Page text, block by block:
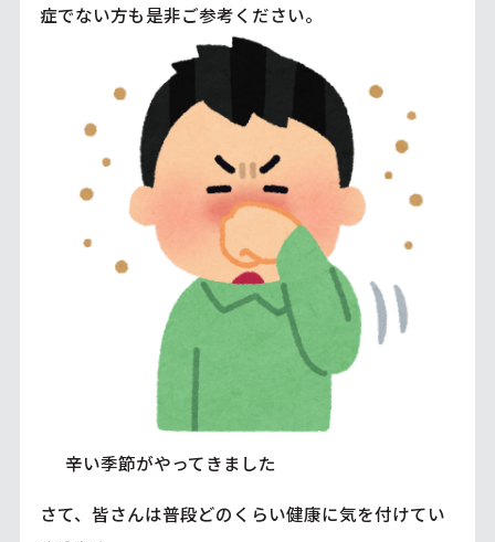
症でない方も是非ご参考ください。
辛い季節がやってきました
さて、皆さんは普段どのくらい健康に気を付けてい